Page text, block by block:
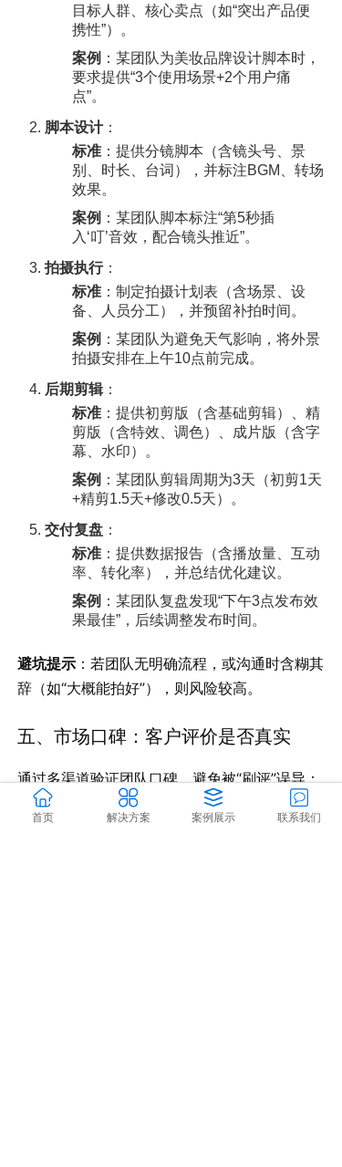
目标人群、核心卖点（如“突出产品便
携性”）。
案例 ：某团队为美妆品牌设计脚本时，
要求提供“3个使用场景+2个用户痛
点”。
脚本设计：
标准 ：提供分镜脚本（含镜头号、景
别、时长、台词），并标注BGM、转场
效果。
案例 ：某团队脚本标注“第5秒插
入‘叮’音效，配合镜头推近”。
拍摄执行：
标准 ：制定拍摄计划表（含场景、设
备、人员分工），并预留补拍时间。
案例 ：某团队为避免天气影响，将外景
拍摄安排在上午10点前完成。
后期剪辑：
标准 ：提供初剪版（含基础剪辑）、精
剪版（含特效、调色）、成片版（含字
幕、水印）。
案例 ：某团队剪辑周期为3天（初剪1天
+精剪1.5天+修改0.5天）。
交付复盘 ：
标准 ：提供数据报告（含播放量、互动
率、转化率），并总结优化建议。
案例 ：某团队复盘发现“下午3点发布效
果最佳”，后续调整发布时间。
避坑提示 ：若团队无明确流程，或沟通时含糊其
辞（如“大概能拍好”），则风险较高。
五、市场口碑：客户评价是否真实
通过多渠道验证团队口碑，避免被“刷评”误导：
案例参考
：
首页 解决方案 案例展示 联系我们